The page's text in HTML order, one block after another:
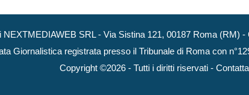
SRL - Via Sistina 121, 00187 Roma (RM)
Giornalistica registrata presso il Tribunale di Roma con
Copyright ©2026 - Tutti i diritti riservati -